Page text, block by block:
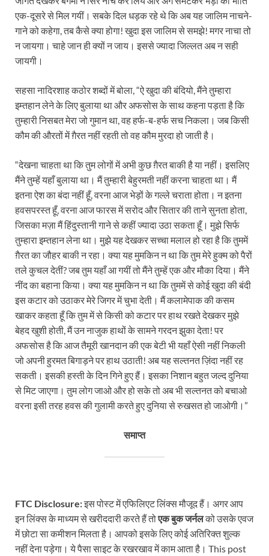
एक-दूसरे से मिल गयीं। सबके दिल धड़क रहे थे कि अब यह जालिम नाचने-
गाने को कहेगा, तब कैसे क्या होगा! खुदा इस जालिम से समझे! मगर नाचा तो
न जायगा। चाहे जान ही क्यों न जाय। इससे ज्यादा जिल्लत अब न सही
जायगी।
सहसा नादिरशाह कठोर शब्दों में बोला, “ऐ खुदा की बंदियो, मैंने तुम्हारा
इम्तहान लेने के लिए बुलाया था और अफसोस के साथ कहना पड़ता है कि
तुम्हारी निसबत मेरा जो गुमान था, वह हर्फ-ब-हर्फ सच निकला। जब किसी
कौम की औरतों में ग़ैरत नहीं रहती तो वह कौम मुरदा हो जाती है।
“देखना चाहता था कि तुम लोगों में अभी कुछ ग़ैरत बाकी है या नहीं। इसलिए
मैंने तुम्हें यहाँ बुलाया था। मैं तुम्हारी बेहुरमती नहीं करना चाहता था। मैं
इतना ऐश का बंदा नहीं हूँ, वरना आज भेड़ों के गल्ले चराता होता। न इतना
हवसपरस्त हूँ, वरना आज फारस में सरोद और सितार की ताने सुनता होता,
जिसका मज़ा मैं हिंदुस्तानी गाने से कहीं ज्यादा उठा सकता हूँ। मुझे सिर्फ
तुम्हारा इम्तहान लेना था। मुझे यह देखकर सच्चा मलाल हो रहा है कि तुममें
ग़ैरत का जौहर बाकी न रहा। क्या यह मुमकिन न था कि तुम मेरे हुक्म को पैरों
तले कुचल देतीं? जब तुम यहाँ आ गयीं तो मैंने तुम्हें एक और मौका दिया। मैंने
नींद का बहाना किया। क्या यह मुमकिन न था कि तुममें से कोई खुदा की बंदी
इस कटार को उठाकर मेरे जिगर में चुभा देती। मैं कलामेपाक की कसम
खाकर कहता हूँ कि तुम में से किसी को कटार पर हाथ रखते देखकर मुझे
बेहद खुशी होती, मैं उन नाजुक हाथों के सामने गरदन झुका देता! पर
अफसोस है कि आज तैमूरी खानदान की एक बेटी भी यहाँ ऐसी नहीं निकली
जो अपनी हुरमत बिगाड़ने पर हाथ उठाती! अब यह सल्तनत ज़िंदा नहीं रह
सकती। इसकी हस्ती के दिन गिने हुए हैं। इसका निशान बहुत जल्द दुनिया
से मिट जाएगा। तुम लोग जाओ और हो सके तो अब भी सल्तनत को बचाओ
वरना इसी तरह हवस की गुलामी करते हुए दुनिया से रुखसत हो जाओगी।”
समाप्त
FTC Disclosure:इस पोस्ट में एफिलिएट लिंक्स मौजूद हैं। अगर आप
इन लिंक्स के माध्यम से खरीददारी करते हैं तोएक बुक जर्नलको उसके एवज
में छोटा सा कमीशन मिलता है। आपको इसके लिए कोई अतिरिक्त शुल्क
नहीं देना पड़ेगा। ये पैसा साइट के रखरखाव में काम आता है। This post